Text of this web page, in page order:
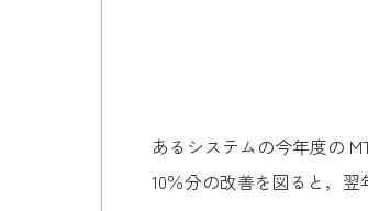
あるシステムの今年度の
10％分の改善を図ると，翌